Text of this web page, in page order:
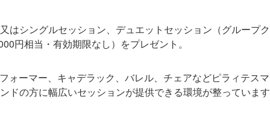
はシングルセッション、デュエットセッション（グループ
円相当・有効期限なし）をプレゼント。
ォーマー、キャデラック、バレル、チェアなどピラィテス
ドの方に幅広いセッションが提供できる環境が整っていま